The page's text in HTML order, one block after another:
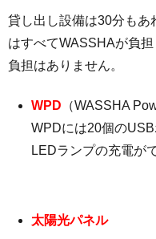
貸し出し設備は30分もあ
はすべてWASSHAが負
負担はありません。
WPD （WASSHA
WPDには20個の
LEDランプの充電が
太陽光パネル